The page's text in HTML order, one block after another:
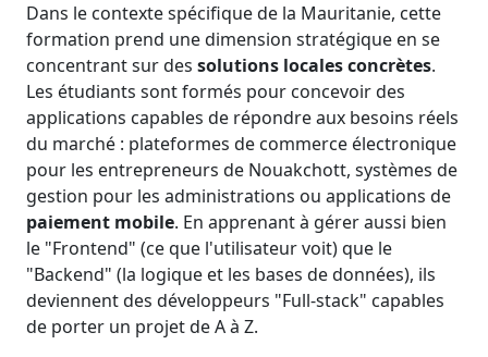
Dans le contexte spécifique de la Mauritanie, cette
formation prend une dimension stratégique en se
concentrant sur des solutions locales concrètes.
Les étudiants sont formés pour concevoir des
applications capables de répondre aux besoins réels
du marché : plateformes de commerce électronique
pour les entrepreneurs de Nouakchott, systèmes de
gestion pour les administrations ou applications de
paiement mobile. En apprenant à gérer aussi bien
le "Frontend" (ce que l'utilisateur voit) que le
"Backend" (la logique et les bases de données), ils
deviennent des développeurs "Full-stack" capables
de porter un projet de A à Z.